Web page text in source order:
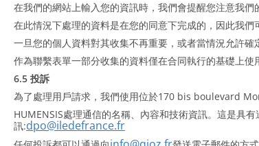
在我們的網站上輸入您的資訊時，我們會提醒您注意我們
在此情況下處理的資料是在您的同意下完成的，因此我們
一旦您的個人資料對其收集不再重要，或者當情況允許確
作為聯繫表單一部分收集的資料僅在合同執行的基礎上使
6.5 投訴
為了處理用戶請求，我們使用位於170 bis boulevard
HUMENSIS處理通信的名稱、內容和技術資訊。這是具
訊:dpo@iledefrance.fr